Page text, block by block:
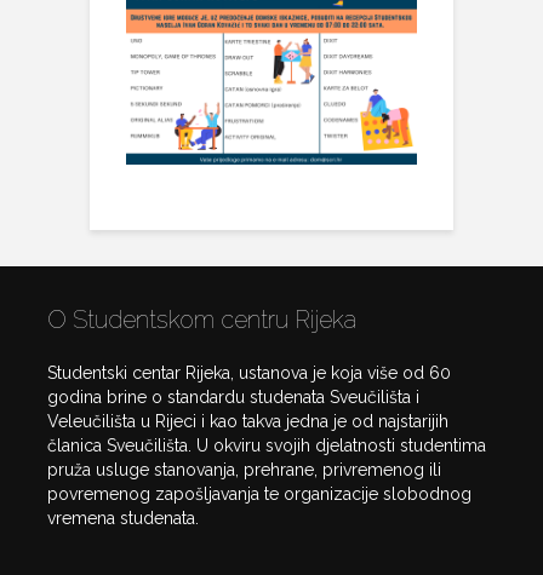
O Studentskom centru Rijeka
Studentski centar Rijeka, ustanova je koja više od 60
godina brine o standardu studenata Sveučilišta i
Veleučilišta u Rijeci i kao takva jedna je od najstarijih
članica Sveučilišta. U okviru svojih djelatnosti studentima
pruža usluge stanovanja, prehrane, privremenog ili
povremenog zapošljavanja te organizacije slobodnog
vremena studenata.